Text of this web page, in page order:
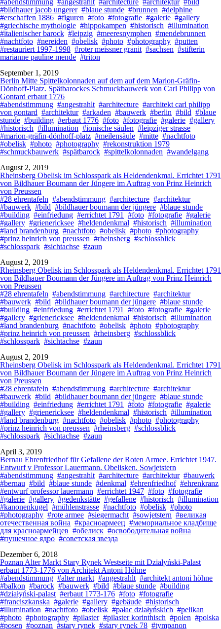
#abendstimmung #angestrahlt #architecture #architektur #bild
#bildhauer jacob ungerer #blaue stunde #brunnen #delphine
#erschaffen 1886 #figuren #foto #fotografie #galerie #gallery
#griechische mythologie #hippokampen #historisch #illumination
#italienischer barock #leipzig #meeresnymphen #mendebrunnen
#nachtfoto #nereiden #obelisk #photo #photography #putten
#restauriert 1997-1998 #roter meissner granit #sachsen #stifterin
marianne pauline mende #triton
September 1, 2019
Berlin Mitte Spittelkolonnaden auf dem auf dem Marion-Gräfin-
Dönhoff-Platz. Spätbarockes Schmuckbauwerk von Carl Philipp von
Gontard erbaut 1776
#abendstimmung #angestrahlt #architecture #architekt carl philipp
von gontard #architektur #arkaden #bauwerk #berlin #bild #blaue
stunde #building #erbaut 1776 #foto #fotografie #galerie #gallery
#historisch #illumination #ionische säulen #leipziger strasse
#marion-gräfin-dönhoff-platz #meilensäule #mitte #nachtfoto
#obelisk #photo #photography #rekonstruktion 1979
#schmuckbauwerk #spätbarock #spittelkolonnaden #wandelgang
August 2, 2019
Rheinsberg Obelisk im Schlosspark als Heldendenkmal. Errichtet 1791
von Bildhauer Boumann der Jüngere im Auftrag von Prinz Heinrich
von Preussen
#28 ehrentafeln #abendstimmung #architecture #architektur
#bauwerk #bild #bildhauer boumann der jüngere #blaue stunde
#building #einfriedung #errichtet 1791 #foto #fotografie #galerie
#gallery #grienericksee #heldendenkmal #historisch #illumination
#land brandenburg #nachtfoto #obelisk #photo #photography
#prinz heinrich von preussen #rheinsberg #schlossblick
#schlosspark #sichtachse #zaun
August 2, 2019
Rheinsberg Obelisk im Schlosspark als Heldendenkmal. Errichtet 1791
von Bildhauer Boumann der Jüngere im Auftrag von Prinz Heinrich
von Preussen
#28 ehrentafeln #abendstimmung #architecture #architektur
#bauwerk #bild #bildhauer boumann der jüngere #blaue stunde
#building #einfriedung #errichtet 1791 #foto #fotografie #galerie
#gallery #grienericksee #heldendenkmal #historisch #illumination
#land brandenburg #nachtfoto #obelisk #photo #photography
#prinz heinrich von preussen #rheinsberg #schlossblick
#schlosspark #sichtachse #zaun
August 2, 2019
Rheinsberg Obelisk im Schlosspark als Heldendenkmal. Errichtet 1791
von Bildhauer Boumann der Jüngere im Auftrag von Prinz Heinrich
von Preussen
#28 ehrentafeln #abendstimmung #architecture #architektur
#bauwerk #bild #bildhauer boumann der jüngere #blaue stunde
#building #einfriedung #errichtet 1791 #foto #fotografie #galerie
#gallery #grienericksee #heldendenkmal #historisch #illumination
#land brandenburg #nachtfoto #obelisk #photo #photography
#prinz heinrich von preussen #rheinsberg #schlossblick
#schlosspark #sichtachse #zaun
April 3, 2019
Bernau Ehrenfriedhof für Gefallene der Roten Armee. Errichtet 1947.
Entwurf v Professor Lauermann. Obelisken. Sowjetstern
#abendstimmung #angestrahlt #architecture #architektur #bauwerk
#bernau #bild #blaue stunde #denkmal #ehrenfriedhof #ehrenkranz
#entwurf professor lauermann #errichtet 1947 #foto #fotografie
#galerie #gallery #gedenkstätte #gefallene #historisch #illumination
#kanonenkugel #mühlenstrasse #nachtfoto #obelisk #photo
#photography #rote armee #siegermacht #sowjetstern #великая
отечественная война #красноармеец #мемориальное кладбище
для красноармейцев #обелиск #освободительная война
#пушечное ядро #советская звезда
Dezember 6, 2018
Poznan Alter Markt Stary Rynek Westseite mit Działyński-Palast
erbaut 1773-1776 von Architekt Antoni Höhne
#abendstimmung #alter markt #angestrahlt #architekt antoni höhne
#balkon #barock #bauwerk #bild #blaue stunde #building
#działyński-palast #erbaut 1773-176 #foto #fotografie
#franciszkanska #galerie #gallery #gebäude #historisch
#illumination #nachtfoto #obelisk #pałac działyńskich #pelikan
#photo #photography #pilaster #pilaster korinthisch #polen #polska
#posen #poznan #stary rynek #stary rynek 78 #tympanon